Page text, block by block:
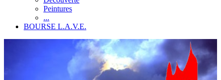
Peintures
...
BOURSE L.A.V.E.